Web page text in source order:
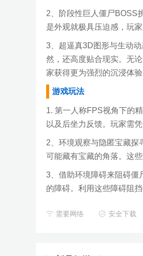
2、阶段性巨人僵尸BOSS
是外观就极具压迫感，玩
3、超逼真3D图形与生动
然，还高度贴合现实。无
家获得更为强烈的沉浸体验
游戏玩法
1. 第一人称FPS视角下的
以及后坐力反馈。玩家需
2、环境观察与隐匿宝藏探
可能藏有宝藏的角落。这
3、借助环境障碍来阻碍僵
的障碍。利用这些障碍阻
需要网络 安全下载